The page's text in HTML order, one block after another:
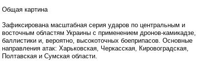
Общая картина
Зафиксирована масштабная серия ударов по центральным и
восточным областям Украины с применением дронов-камикадзе,
баллистики и, вероятно, высокоточных боеприпасов. Основные
направления атак: Харьковская, Черкасская, Кировоградская,
Полтавская и Сумская области.